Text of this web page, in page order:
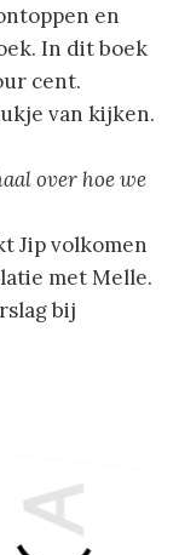
en
In dit boek
cent.
van kijken.
over hoe we
Jip volkomen
met Melle.
bij